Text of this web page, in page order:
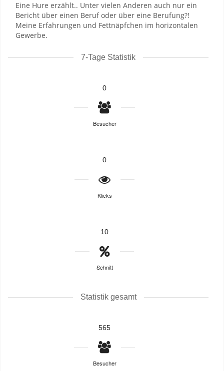
Eine Hure erzählt.. Unter vielen Anderen auch nur ein
Bericht über einen Beruf oder über eine Berufung?!
Meine Erfahrungen und Fettnäpfchen im horizontalen
Gewerbe.
7-Tage Statistik
0
Besucher
0
Klicks
10
Schnitt
Statistik gesamt
565
Besucher